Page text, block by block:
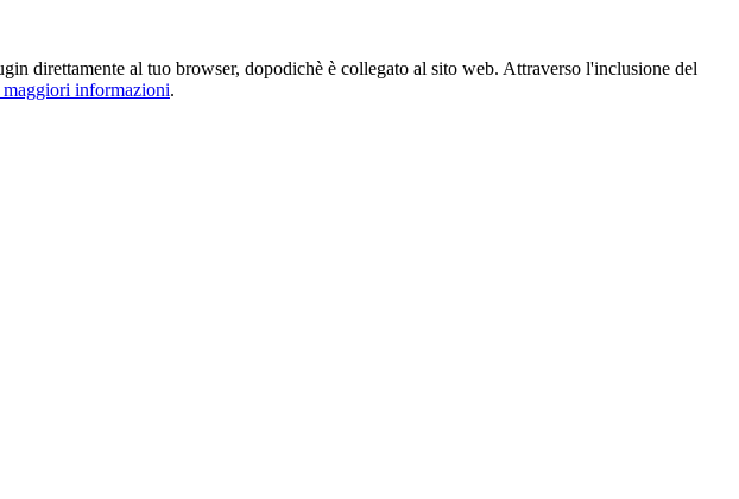
direttamente al tuo browser, dopodichè è collegato al sito web. Attraverso l'inclusione del
informazioni.